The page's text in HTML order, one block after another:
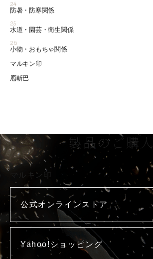
24
防暑・防寒関係
25
水道・園芸・衛生関係
26
小物・おもちゃ関係
マルキン印
庖斬巴
製品のご購入
マルキン印
公式オンラインストア
Yahoo!ショッピング